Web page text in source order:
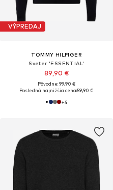
VÝPREDAJ
TOMMY HILFIGER
Sveter 'ESSENTIAL'
89,90 €
Pôvodne: 99,90 €
Posledná najnižšia cena:59,90 €
+4